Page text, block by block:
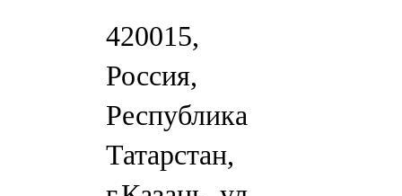
420015,
Россия,
Республика
Татарстан,